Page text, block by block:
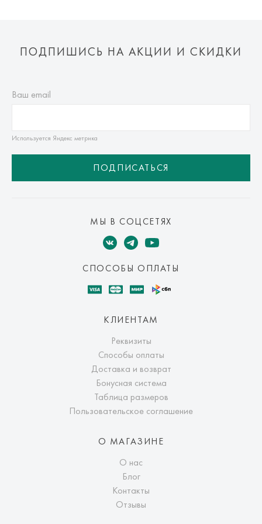
ПОДПИШИСЬ НА АКЦИИ И СКИДКИ
Ваш email
Используется Яндекс метрика
ПОДПИСАТЬСЯ
МЫ В СОЦСЕТЯХ
СПОСОБЫ ОПЛАТЫ
КЛИЕНТАМ
Реквизиты
Способы оплаты
Доставка и возврат
Бонусная система
Таблица размеров
Пользовательское соглашение
О МАГАЗИНЕ
О нас
Блог
Контакты
Отзывы